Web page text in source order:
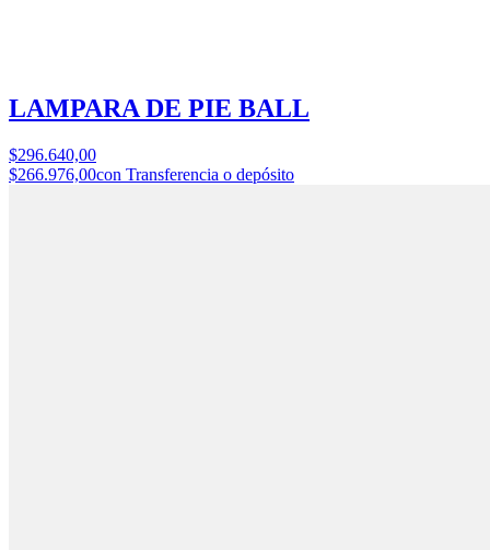
LAMPARA DE PIE BALL
$296.640,00
$266.976,00con Transferencia o depósito